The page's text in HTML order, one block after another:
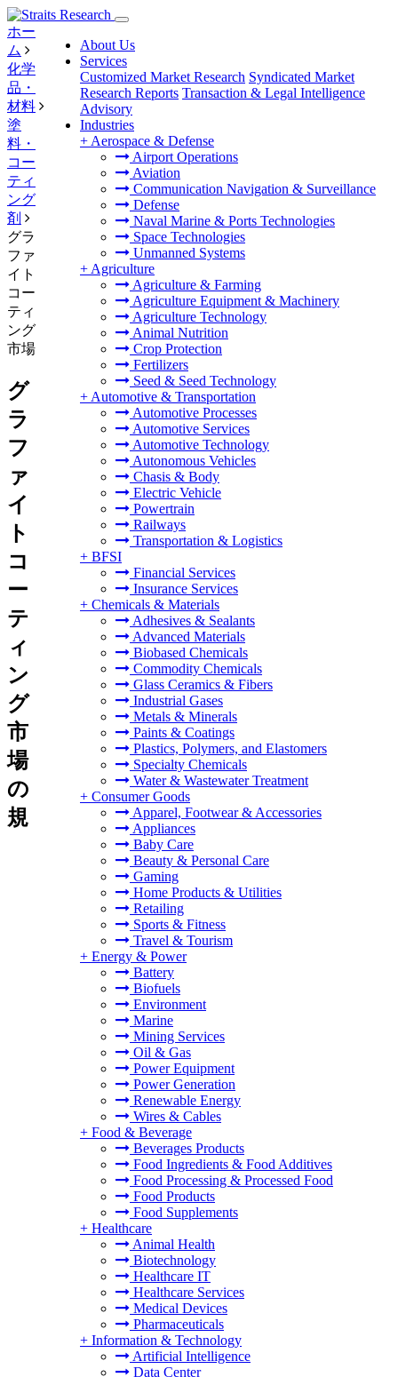
About Us
Services
Customized Market Research Syndicated Market
Research Reports Transaction & Legal Intelligence
Advisory
Industries
+ Aerospace & Defense
Airport Operations
Aviation
Communication Navigation & Surveillance
Defense
Naval Marine & Ports Technologies
Space Technologies
Unmanned Systems
+ Agriculture
Agriculture & Farming
Agriculture Equipment & Machinery
Agriculture Technology
Animal Nutrition
Crop Protection
Fertilizers
Seed & Seed Technology
+ Automotive & Transportation
Automotive Processes
Automotive Services
Automotive Technology
Autonomous Vehicles
Chasis & Body
Electric Vehicle
Powertrain
Railways
Transportation & Logistics
+ BFSI
Financial Services
Insurance Services
+ Chemicals & Materials
Adhesives & Sealants
Advanced Materials
Biobased Chemicals
Commodity Chemicals
Glass Ceramics & Fibers
Industrial Gases
Metals & Minerals
Paints & Coatings
Plastics, Polymers, and Elastomers
Specialty Chemicals
Water & Wastewater Treatment
+ Consumer Goods
Apparel, Footwear & Accessories
Appliances
Baby Care
Beauty & Personal Care
Gaming
Home Products & Utilities
Retailing
Sports & Fitness
Travel & Tourism
+ Energy & Power
Battery
Biofuels
Environment
Marine
Mining Services
Oil & Gas
Power Equipment
Power Generation
Renewable Energy
Wires & Cables
+ Food & Beverage
Beverages Products
Food Ingredients & Food Additives
Food Processing & Processed Food
Food Products
Food Supplements
+ Healthcare
Animal Health
Biotechnology
Healthcare IT
Healthcare Services
Medical Devices
Pharmaceuticals
+ Information & Technology
Artificial Intelligence
Data Center
ホー
ム
化学
品・
材料
塗
料・
コー
ティ
ング
剤
グラ
ファ
イト
コー
ティ
ング
市場
グ
ラ
フ
ァ
イ
ト
コ
ー
テ
ィ
ン
グ
市
場
の
規